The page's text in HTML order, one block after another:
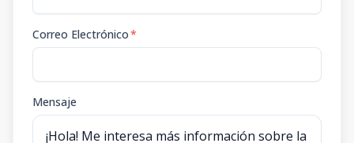
Correo Electrónico*
Mensaje